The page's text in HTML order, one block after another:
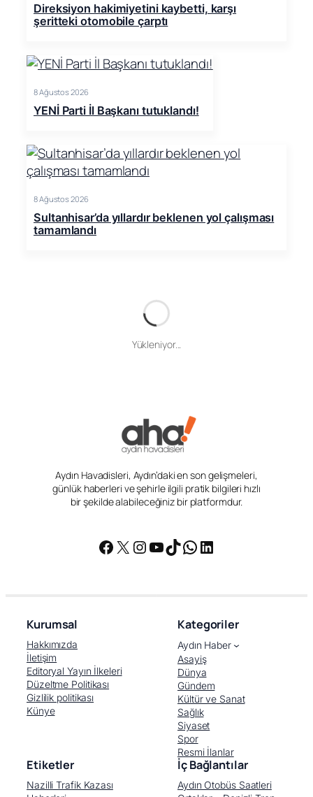
Direksiyon hakimiyetini kaybetti, karşı
şeritteki otomobile çarptı
8 Ağustos 2026
YENİ Parti İl Başkanı tutuklandı!
8 Ağustos 2026
Sultanhisar’da yıllardır beklenen yol çalışması
tamamlandı
Yükleniyor...
Aydın Havadisleri, Aydın’daki en son gelişmeleri,
günlük haberleri ve şehirle ilgili pratik bilgileri hızlı
bir şekilde alabileceğiniz bir platformdur.
Facebook
X Instagram
YouTube
TikTok
WhatsApp
LinkedIn
Kurumsal
Hakkımızda
İletişim
Editoryal Yayın İlkeleri
Düzeltme Politikası
Gizlilik politikası
Künye
Kategoriler
Aydın Haber
Asayiş
Dünya
Gündem
Kültür ve Sanat
Sağlık
Siyaset
Spor
Resmi İlanlar
Etiketler
Nazilli Trafik Kazası
İç Bağlantılar
Aydın Otobüs Saatleri